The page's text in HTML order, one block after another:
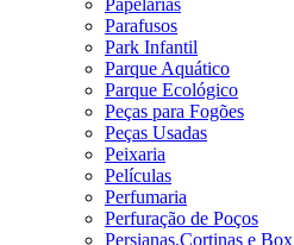
Papelarias
Parafusos
Park Infantil
Parque Aquático
Parque Ecológico
Peças para Fogões
Peças Usadas
Peixaria
Películas
Perfumaria
Perfuração de Poços
Persianas,Cortinas e Box